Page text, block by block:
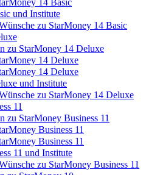
14 Basic
und Institute
zu StarMoney 14 Basic
zu StarMoney 14 Deluxe
14 Deluxe
14 Deluxe
und Institute
zu StarMoney 14 Deluxe
11
StarMoney Business 11
Business 11
Business 11
11 und Institute
zu StarMoney Business 11